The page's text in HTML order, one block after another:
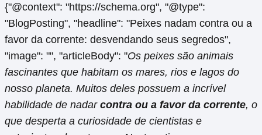
{"@context": "https://schema.org", "@type":
"BlogPosting", "headline": "Peixes nadam contra ou a
favor da corrente: desvendando seus segredos",
"image": "", "articleBody": "Os peixes são animais
fascinantes que habitam os mares, rios e lagos do
nosso planeta. Muitos deles possuem a incrível
habilidade de nadar contra ou a favor da corrente, o
que desperta a curiosidade de cientistas e